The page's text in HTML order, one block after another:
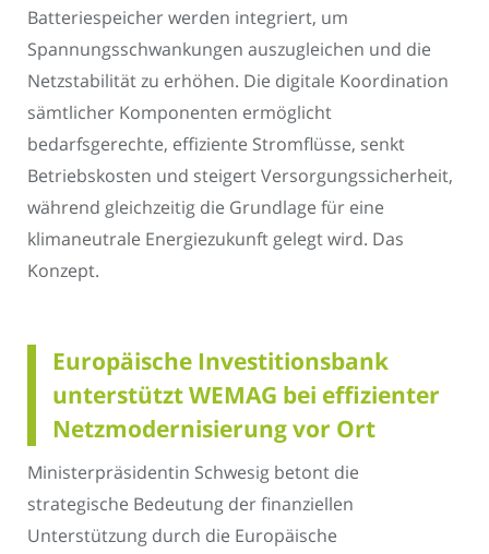
Batteriespeicher werden integriert, um
Spannungsschwankungen auszugleichen und die
Netzstabilität zu erhöhen. Die digitale Koordination
sämtlicher Komponenten ermöglicht
bedarfsgerechte, effiziente Stromflüsse, senkt
Betriebskosten und steigert Versorgungssicherheit,
während gleichzeitig die Grundlage für eine
klimaneutrale Energiezukunft gelegt wird. Das
Konzept.
Europäische Investitionsbank
unterstützt WEMAG bei effizienter
Netzmodernisierung vor Ort
Ministerpräsidentin Schwesig betont die
strategische Bedeutung der finanziellen
Unterstützung durch die Europäische